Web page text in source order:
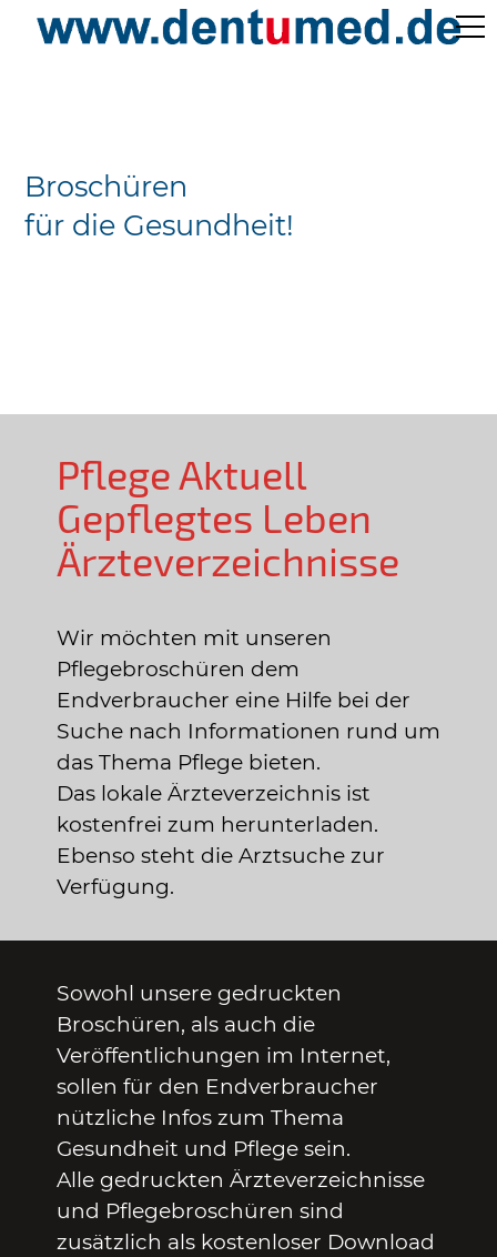
Ärzteverzeichnisse
Broschüren
für die Gesundheit!
Pflege Aktuell
Gepflegtes Leben
Ärzteverzeichnisse
Wir möchten mit unseren
Pflegebroschüren dem
Endverbraucher eine Hilfe bei der
Suche nach Informationen rund um
das Thema Pflege bieten.
Das lokale Ärzteverzeichnis ist
kostenfrei zum herunterladen.
Ebenso steht die Arztsuche zur
Verfügung.
Sowohl unsere gedruckten
Broschüren, als auch die
Veröffentlichungen im Internet,
sollen für den Endverbraucher
nützliche Infos zum Thema
Gesundheit und Pflege sein.
Alle gedruckten Ärzteverzeichnisse
und Pflegebroschüren sind
zusätzlich als kostenloser Download